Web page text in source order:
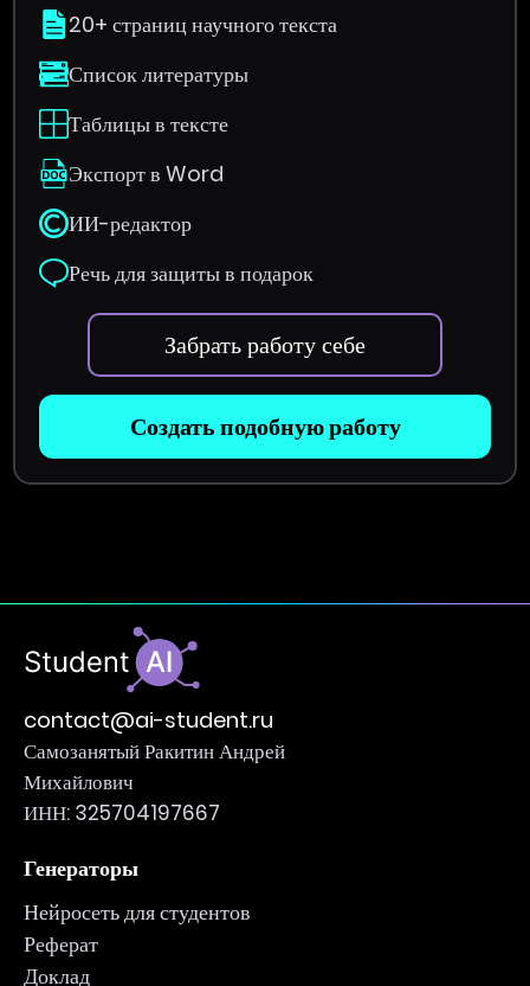
20+ страниц научного текста
Список литературы
Таблицы в тексте
Экспорт в Word
ИИ-редактор
Речь для защиты в подарок
Забрать работу себе
Создать подобную работу
contact@ai-student.ru
Самозанятый Ракитин Андрей
Михайлович
ИНН: 325704197667
Генераторы
Нейросеть для студентов
Реферат
Доклад